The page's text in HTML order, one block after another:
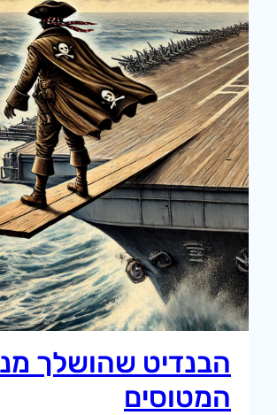
הבנדיט שהושלך
המטוסים